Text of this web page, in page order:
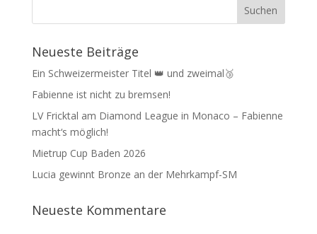
Neueste Beiträge
Ein Schweizermeister Titel 👑 und zweimal🥉
Fabienne ist nicht zu bremsen!
LV Fricktal am Diamond League in Monaco – Fabienne
macht‘s möglich!
Mietrup Cup Baden 2026
Lucia gewinnt Bronze an der Mehrkampf-SM
Neueste Kommentare